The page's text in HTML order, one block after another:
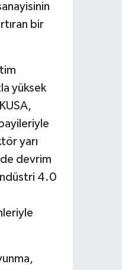
bir
yüksek
yarı
devrim
4.0